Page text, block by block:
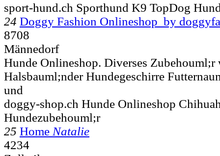
sport-hund.ch Sporthund K9 TopDog
24 Doggy Fashion Onlineshop by
8708
Männedorf
Hunde Onlineshop. Diverses Zubehouml;r
Halsbauml;nder Hundegeschirre
und
doggy-shop.ch Hunde Onlineshop
Hundezubehouml;r
25 Home Natalie
4234